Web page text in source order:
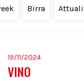
Birra
19/11/2024
VINO